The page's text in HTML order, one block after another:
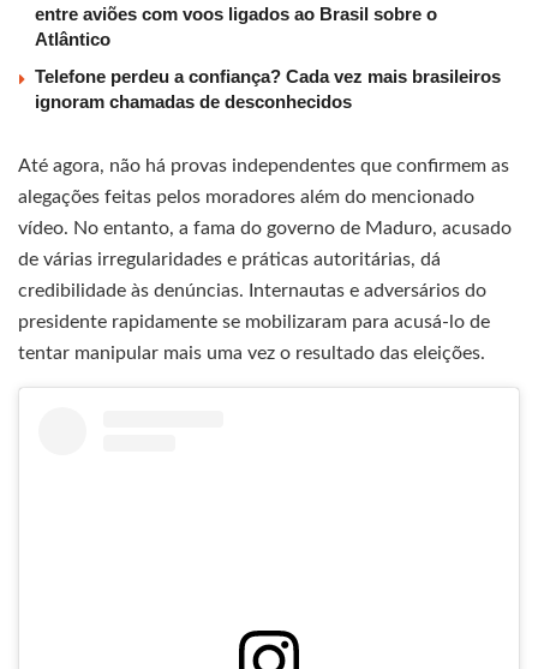
entre aviões com voos ligados ao Brasil sobre o
Atlântico
Telefone perdeu a confiança? Cada vez mais brasileiros
ignoram chamadas de desconhecidos
Até agora, não há provas independentes que confirmem as
alegações feitas pelos moradores além do mencionado
vídeo. No entanto, a fama do governo de Maduro, acusado
de várias irregularidades e práticas autoritárias, dá
credibilidade às denúncias. Internautas e adversários do
presidente rapidamente se mobilizaram para acusá-lo de
tentar manipular mais uma vez o resultado das eleições.